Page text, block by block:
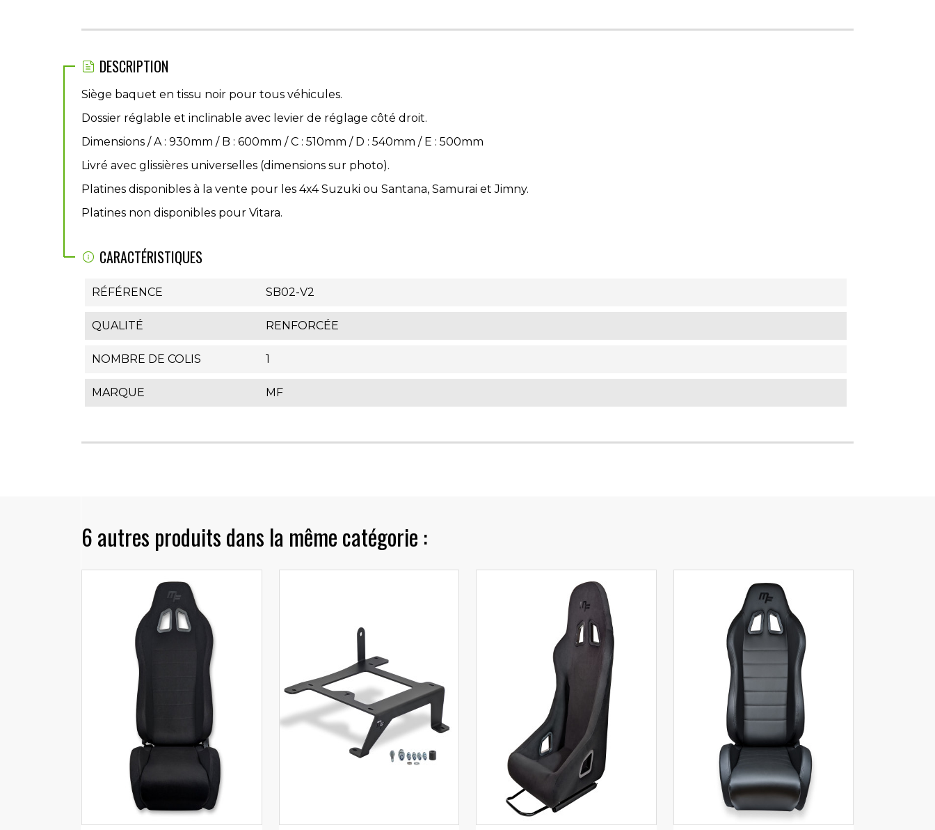
DESCRIPTION
Siège baquet en tissu noir pour tous véhicules.
Dossier réglable et inclinable avec levier de réglage côté droit.
Dimensions / A : 930mm / B : 600mm / C : 510mm / D : 540mm / E : 500mm
Livré avec glissières universelles (dimensions sur photo).
Platines disponibles à la vente pour les 4x4 Suzuki ou Santana, Samurai et Jimny.
Platines non disponibles pour Vitara.
CARACTÉRISTIQUES
RÉFÉRENCE SB02-V2
QUALITÉ RENFORCÉE
NOMBRE DE COLIS 1
MARQUE MF
6 autres produits dans la même catégorie :